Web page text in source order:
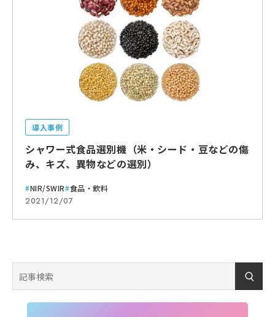
導入事例
シャワー式食品選別機（米・シード・豆などの傷
み、キズ、異物などの選別）
NIR/SWIR 食品・飲料
2021/12/07